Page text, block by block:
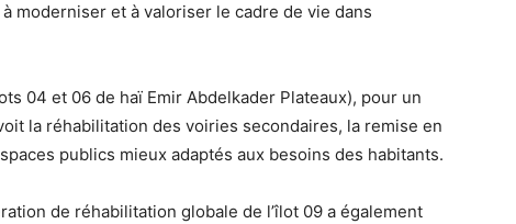
moderniser et à valoriser le cadre de vie dans
04 et 06 de haï Emir Abdelkader Plateaux), pour un
la réhabilitation des voiries secondaires, la remise en
publics mieux adaptés aux besoins des habitants.
de réhabilitation globale de l’îlot 09 a également